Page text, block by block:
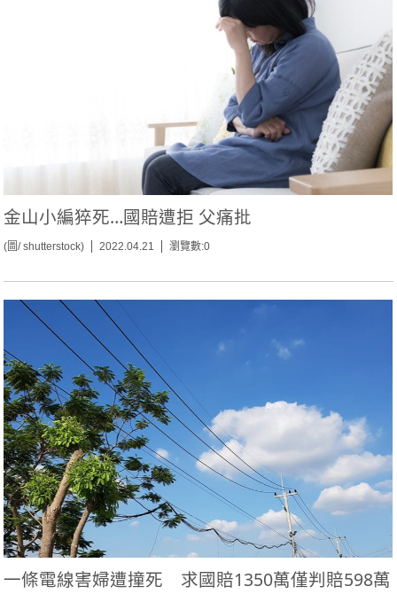
金山小編猝死…國賠遭拒 父痛批
(圖/ shutterstock) 2022.04.21 瀏覽數:0
一條電線害婦遭撞死 求國賠1350萬僅判賠598萬